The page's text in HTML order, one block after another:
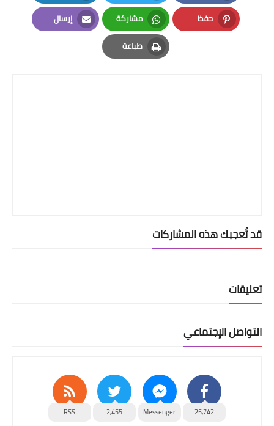
Facebook
Twitter
LinkedIn
حفظ
Pinterest
مشاركة
Whatsapp
إرسال
Email
طباعة
Print
قد تُعجبك هذه المشاركات
تعليقات
التواصل الإجتماعي
25,742
Messenger
2,455
RSS